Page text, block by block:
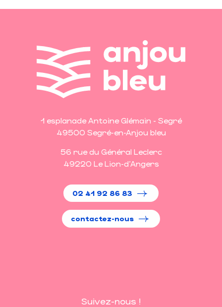
1 esplanade Antoine Glémain - Segré
49500 Segré-en-Anjou bleu
56 rue du Général Leclerc
49220 Le Lion-d'Angers
02 41 92 86 83
contactez-nous
Suivez-nous !